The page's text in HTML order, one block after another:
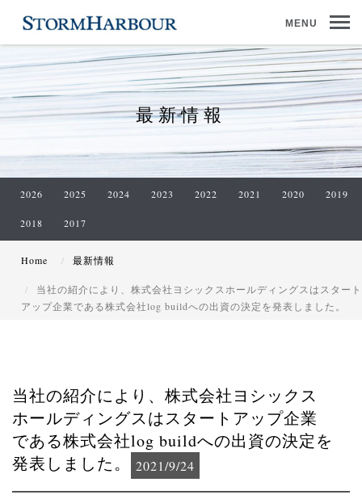
MENU
最新情報
2026 2025 2024 2023 2022 2021 2020 2019
2018 2017
Home 最新情報
当社の紹介により、株式会社ヨシックスホールディングスはスタート
アップ企業である株式会社log buildへの出資の決定を発表しました。
当社の紹介により、株式会社ヨシックス
ホールディングスはスタートアップ企業
である株式会社log buildへの出資の決定を
発表しました。
2021/9/24